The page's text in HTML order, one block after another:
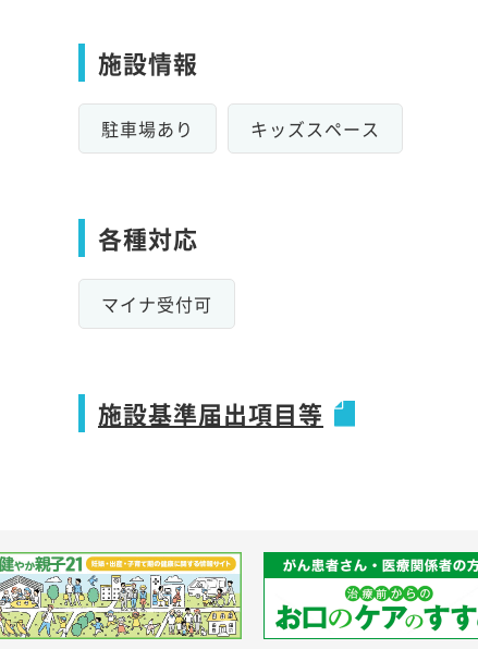
施設情報
駐車場あり キッズスペース
各種対応
マイナ受付可
施設基準届出項目等